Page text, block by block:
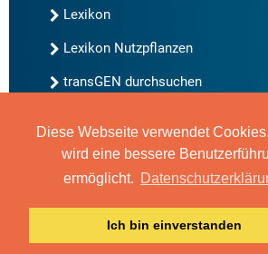
Diese Webseite verwendet
wird eine bessere
ermöglicht.
Ich bin einverstanden
Lexikon
Lexikon Nutzpflanzen
transGEN durchsuchen
Neu bei transGEN